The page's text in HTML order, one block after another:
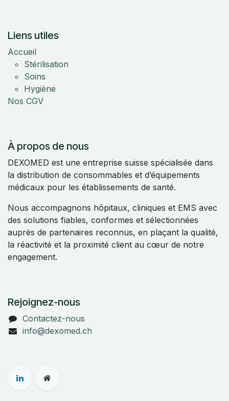
Liens utiles
Accueil
Stérilisation
Soins
Hygiène
Nos CGV
À propos de nous
DEXOMED est une entreprise suisse spécialisée dans
la distribution de consommables et d’équipements
médicaux pour les établissements de santé.
Nous accompagnons hôpitaux, cliniques et EMS avec
des solutions fiables, conformes et sélectionnées
auprès de partenaires reconnus, en plaçant la qualité,
la réactivité et la proximité client au cœur de notre
engagement.
Rejoignez-nous
Contactez-nous
info@dexomed.ch